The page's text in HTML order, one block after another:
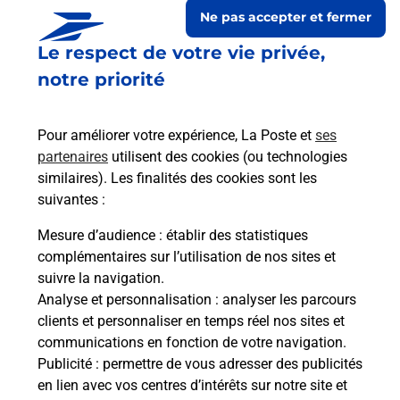
Le respect de votre vie privée,
notre priorité
Pour améliorer votre expérience, La Poste et ses
partenaires utilisent des cookies (ou technologies
similaires). Les finalités des cookies sont les
suivantes :
Mesure d’audience : établir des statistiques
complémentaires sur l’utilisation de nos sites et
suivre la navigation.
Analyse et personnalisation : analyser les parcours
clients et personnaliser en temps réel nos sites et
communications en fonction de votre navigation.
Publicité : permettre de vous adresser des publicités
en lien avec vos centres d’intérêts sur notre site et
Ne pas accepter et fermer
Prochaine collecte du courriersamedià 09h00
4 Rue De Leymen
68220 Liebenswiller
Itinéraire
Le lien s'ouvre dans un nouvel onglet